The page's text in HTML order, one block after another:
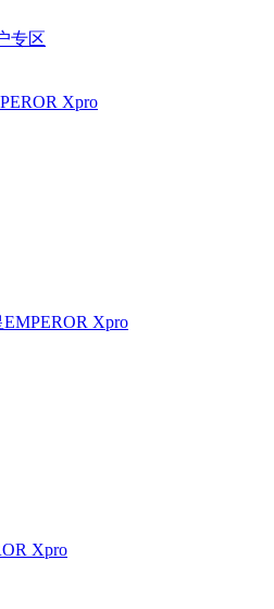
专区
Xpro
Xpro
Xpro